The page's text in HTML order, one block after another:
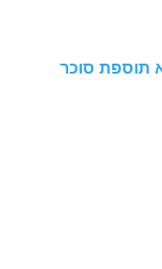
תוספת סוכר